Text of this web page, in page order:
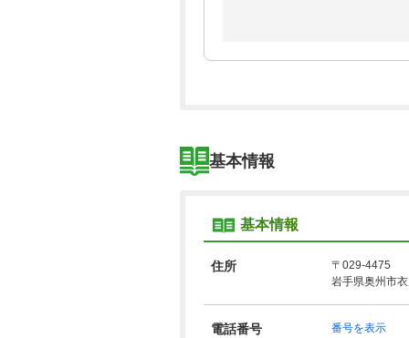
基本情報
基本情報
住所
〒029-4475
岩手県奥州市
電話番号 番号を表示